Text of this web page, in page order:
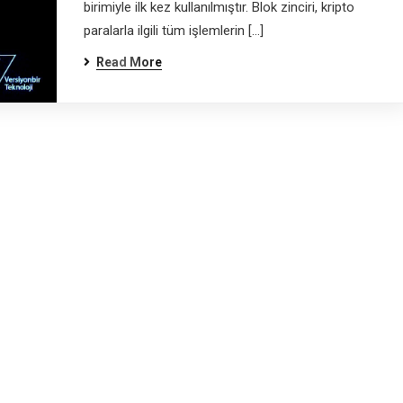
birimiyle ilk kez kullanılmıştır. Blok zinciri, kripto
paralarla ilgili tüm işlemlerin […]
Read More